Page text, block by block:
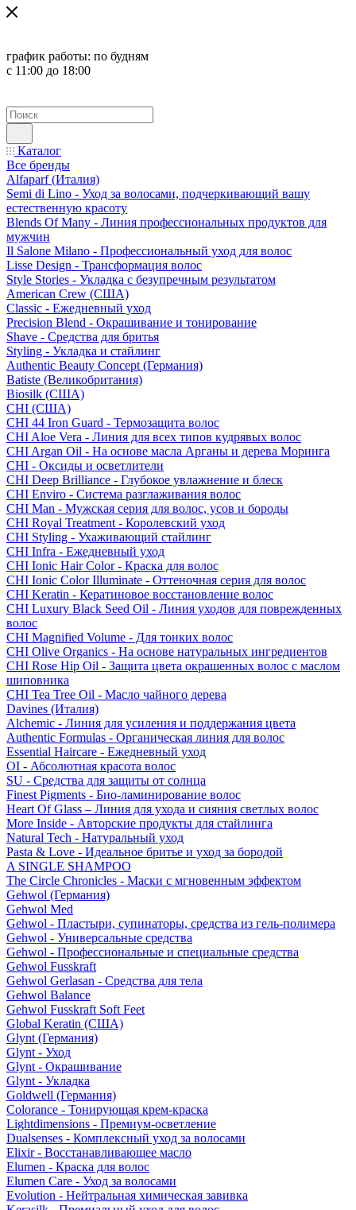
график работы: по будням
с 11:00 до 18:00
Каталог
Все бренды
Alfaparf (Италия)
Semi di Lino - Уход за волосами, подчеркивающий вашу
естественную красоту
Blends Of Many - Линия профессиональных продуктов для
мужчин
Il Salone Milano - Профессиональный уход для волос
Lisse Design - Трансформация волос
Style Stories - Укладка с безупречным результатом
American Crew (США)
Classic - Ежедневный уход
Precision Blend - Окрашивание и тонирование
Shave - Средства для бритья
Styling - Укладка и стайлинг
Authentic Beauty Concept (Германия)
Batiste (Великобритания)
Biosilk (США)
CHI (США)
CHI 44 Iron Guard - Термозащита волос
CHI Aloe Vera - Линия для всех типов кудрявых волос
CHI Argan Oil - На основе масла Арганы и дерева Моринга
CHI - Оксиды и осветлители
CHI Deep Brilliance - Глубокое увлажнение и блеск
CHI Enviro - Система разглаживания волос
CHI Man - Мужская серия для волос, усов и бороды
CHI Royal Treatment - Королевский уход
CHI Styling - Ухаживающий стайлинг
CHI Infra - Ежедневный уход
CHI Ionic Hair Color - Краска для волос
CHI Ionic Color Illuminate - Оттеночная серия для волос
CHI Keratin - Кератиновое восстановление волос
CHI Luxury Black Seed Oil - Линия уходов для поврежденных
волос
CHI Magnified Volume - Для тонких волос
CHI Olive Organics - На основе натуральных ингредиентов
CHI Rose Hip Oil - Защита цвета окрашенных волос с маслом
шиповника
CHI Tea Tree Oil - Масло чайного дерева
Davines (Италия)
Alchemic - Линия для усиления и поддержания цвета
Authentic Formulas - Органическая линия для волос
Essential Haircare - Eжедневный уход
OI - Абсолютная красота волос
SU - Средства для защиты от солнца
Finest Pigments - Био-ламинирование волос
Heart Of Glass – Линия для ухода и сияния светлых волос
More Inside - Авторские продукты для стайлинга
Natural Tech - Натуральный уход
Pasta & Love - Идеальное бритье и уход за бородой
A SINGLE SHAMPOO
The Circle Chronicles - Маски с мгновенным эффектом
Gehwol (Германия)
Gehwol Med
Gehwol - Пластыри, супинаторы, средства из гель-полимера
Gehwol - Универсальные средства
Gehwol - Профессиональные и специальные средства
Gehwol Fusskraft
Gehwol Gerlasan - Средства для тела
Gehwol Balance
Gehwol Fusskraft Soft Feet
Global Keratin (США)
Glynt (Германия)
Glynt - Уход
Glynt - Окрашивание
Glynt - Укладка
Goldwell (Германия)
Colorance - Тонирующая крем-краска
Lightdimensions - Премиум-осветление
Dualsenses - Комплексный уход за волосами
Elixir - Восстанавливающее масло
Elumen - Краска для волос
Elumen Care - Уход за волосами
Evolution - Нейтральная химическая завивка